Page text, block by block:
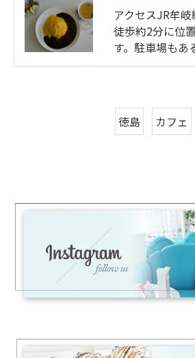
アクセスJR牟
徒歩約2分に位
す。駐車場も
徳島 カフェ